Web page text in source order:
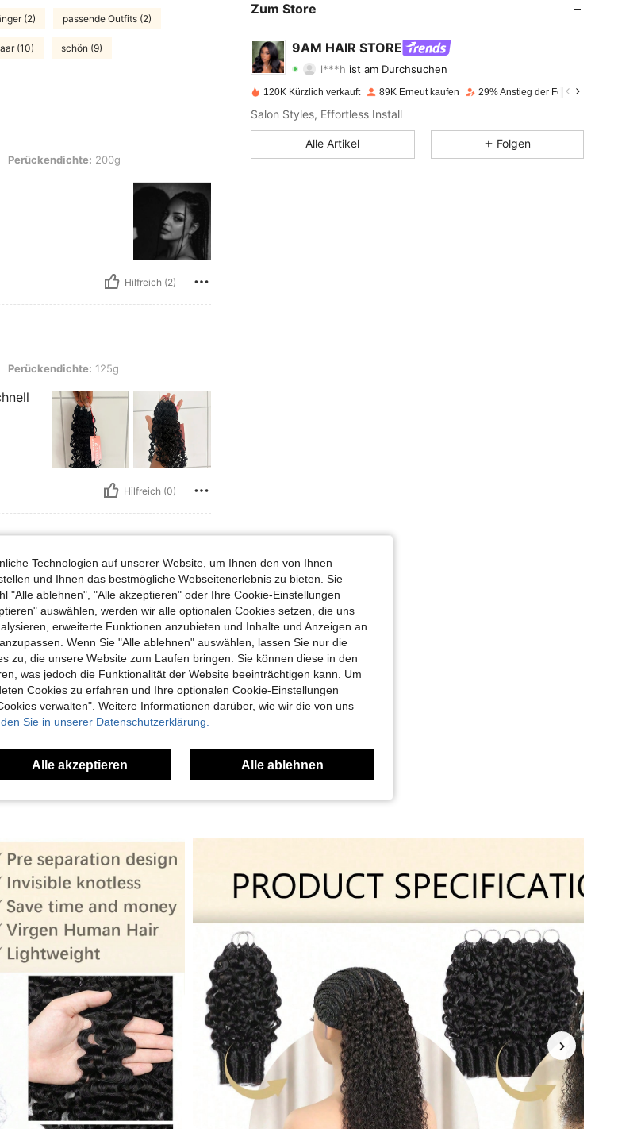
(2) passende Outfits (2)
(10) schön (9)
200g
Perückendichte: 200g
Hilfreich (2)
125g
Perückendichte: 125g
Hilfreich (0)
200g
Perückendichte:200g
Hilfreich (0)
Zum Store
9AM HAIR STORE
ist am Durchsuchen
4,76 Bewertung 1.6KArtikel
4,76
120K Kürzlich verkauft 89K Erneut kaufen 29% Anstieg der Follower
Salon Styles, Effortless Install
Alle Artikel Folgen
Technologien auf unserer Website, um Ihnen den von Ihnen
und Ihnen das bestmögliche Webseitenerlebnis zu bieten. Sie
"Alle ablehnen", "Alle akzeptieren" oder Ihre Cookie-Einstellungen
auswählen, werden wir alle optionalen Cookies setzen, die uns
erweiterte Funktionen anzubieten und Inhalte und Anzeigen an
Wenn Sie "Alle ablehnen" auswählen, lassen Sie nur die
zu, die unsere Website zum Laufen bringen. Sie können diese in den
was jedoch die Funktionalität der Website beeinträchtigen kann. Um
Cookies zu erfahren und Ihre optionalen Cookie-Einstellungen
verwalten". Weitere Informationen darüber, wie wir die von uns
Sie in unserer Datenschutzerklärung.
Alle akzeptieren Alle ablehnen